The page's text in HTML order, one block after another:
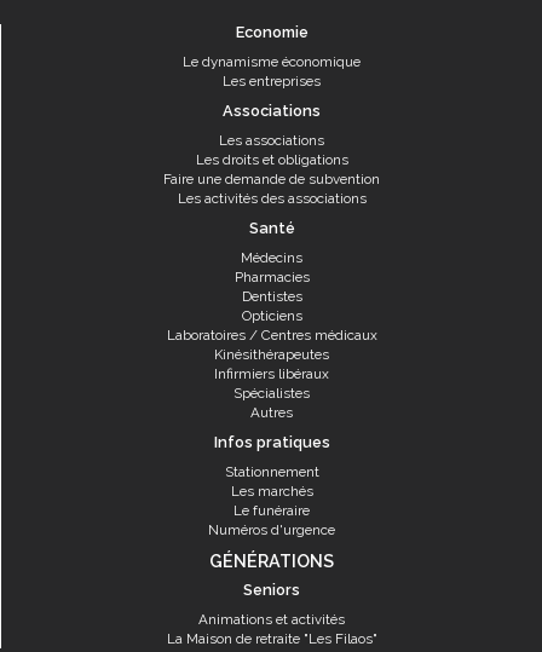
Economie
Le dynamisme économique
Les entreprises
Associations
Les associations
Les droits et obligations
Faire une demande de subvention
Les activités des associations
Santé
Médecins
Pharmacies
Dentistes
Opticiens
Laboratoires / Centres médicaux
Kinésithérapeutes
Infirmiers libéraux
Spécialistes
Autres
Infos pratiques
Stationnement
Les marchés
Le funéraire
Numéros d'urgence
GÉNÉRATIONS
Seniors
Animations et activités
La Maison de retraite "Les Filaos"